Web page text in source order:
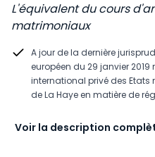
L'équivalent du cours
matrimoniaux
A jour de la dernière
européen du 29 janvier
international privé des
de La Haye en matière de
Voir la description